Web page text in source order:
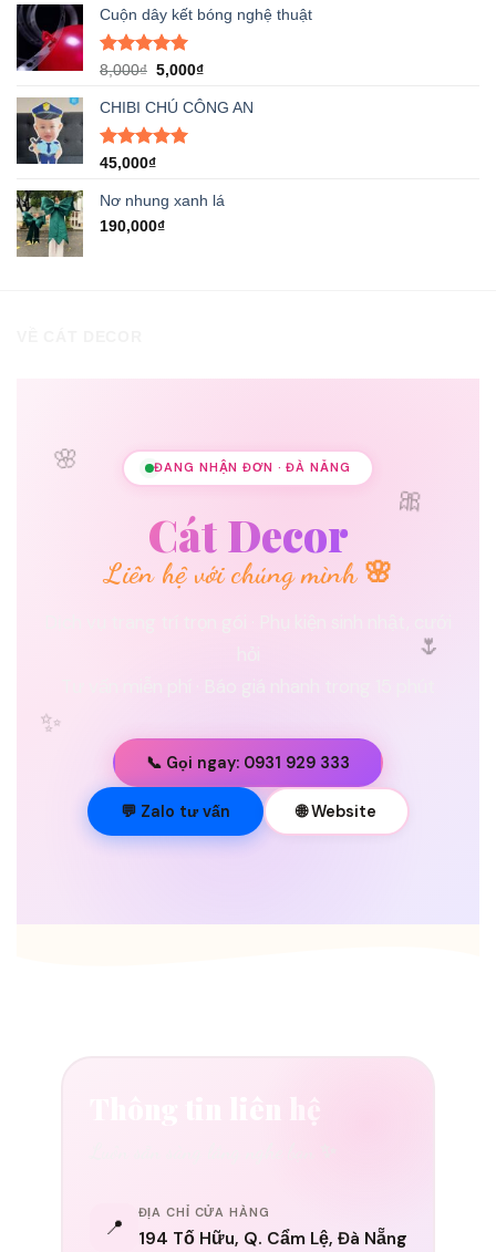
Cuộn dây kết bóng nghệ thuật
Được xếp
5 sao
8,000₫ Giá
là:
8,000₫.
5,000₫Giá
tại
CHIBI CHÚ CÔNG AN
Được xếp
5 sao
45,000₫
Nơ nhung xanh lá
190,000₫
🌸
🎀
✨
🌷
💐
ĐANG NHẬN ĐƠN · ĐÀ NẴNG
Cát Decor
Liên hệ với chúng mình 🌸
📞 Gọi ngay: 0931 929 333
💬 Zalo tư vấn 🌐 Website
Thông tin liên hệ
📍
ĐỊA CHỈ CỬA HÀNG
194 Tố Hữu, Q. Cẩm Lệ, Đà Nẵng